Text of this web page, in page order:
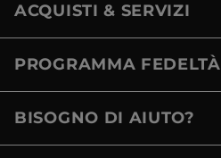
ACQUISTI & SERVIZI
PROGRAMMA FEDELTÀ
BISOGNO DI AIUTO?